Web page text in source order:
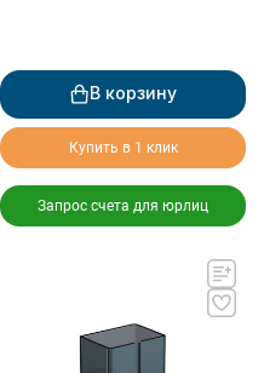
В корзину
Купить в 1 клик
Запрос счета для юрлиц